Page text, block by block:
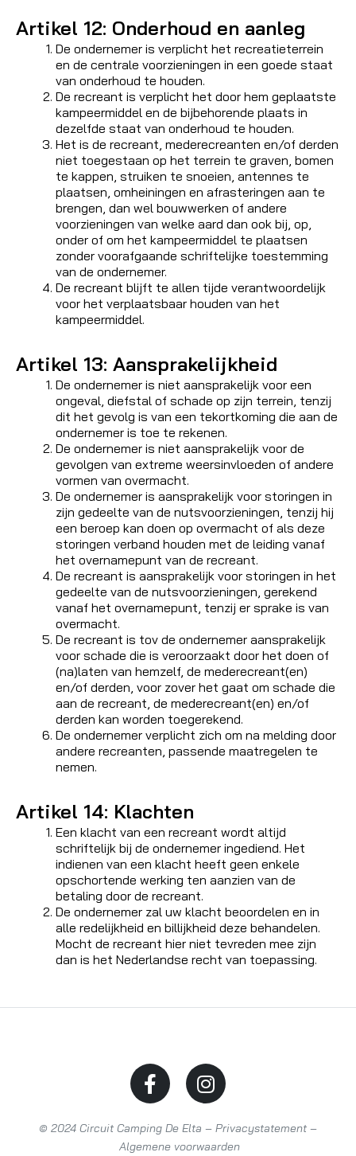
Artikel 12: Onderhoud en aanleg
De ondernemer is verplicht het recreatieterrein
en de centrale voorzieningen in een goede staat
van onderhoud te houden.
De recreant is verplicht het door hem geplaatste
kampeermiddel en de bijbehorende plaats in
dezelfde staat van onderhoud te houden.
Het is de recreant, mederecreanten en/of derden
niet toegestaan op het terrein te graven, bomen
te kappen, struiken te snoeien, antennes te
plaatsen, omheiningen en afrasteringen aan te
brengen, dan wel bouwwerken of andere
voorzieningen van welke aard dan ook bij, op,
onder of om het kampeermiddel te plaatsen
zonder voorafgaande schriftelijke toestemming
van de ondernemer.
De recreant blijft te allen tijde verantwoordelijk
voor het verplaatsbaar houden van het
kampeermiddel.
Artikel 13: Aansprakelijkheid
De ondernemer is niet aansprakelijk voor een
ongeval, diefstal of schade op zijn terrein, tenzij
dit het gevolg is van een tekortkoming die aan de
ondernemer is toe te rekenen.
De ondernemer is niet aansprakelijk voor de
gevolgen van extreme weersinvloeden of andere
vormen van overmacht.
De ondernemer is aansprakelijk voor storingen in
zijn gedeelte van de nutsvoorzieningen, tenzij hij
een beroep kan doen op overmacht of als deze
storingen verband houden met de leiding vanaf
het overnamepunt van de recreant.
De recreant is aansprakelijk voor storingen in het
gedeelte van de nutsvoorzieningen, gerekend
vanaf het overnamepunt, tenzij er sprake is van
overmacht.
De recreant is tov de ondernemer aansprakelijk
voor schade die is veroorzaakt door het doen of
(na)laten van hemzelf, de mederecreant(en)
en/of derden, voor zover het gaat om schade die
aan de recreant, de mederecreant(en) en/of
derden kan worden toegerekend.
De ondernemer verplicht zich om na melding door
andere recreanten, passende maatregelen te
nemen.
Artikel 14: Klachten
Een klacht van een recreant wordt altijd
schriftelijk bij de ondernemer ingediend. Het
indienen van een klacht heeft geen enkele
opschortende werking ten aanzien van de
betaling door de recreant.
De ondernemer zal uw klacht beoordelen en in
alle redelijkheid en billijkheid deze behandelen.
Mocht de recreant hier niet tevreden mee zijn
dan is het Nederlandse recht van toepassing.
© 2024 Circuit Camping De Elta – Privacystatement –
Algemene voorwaarden